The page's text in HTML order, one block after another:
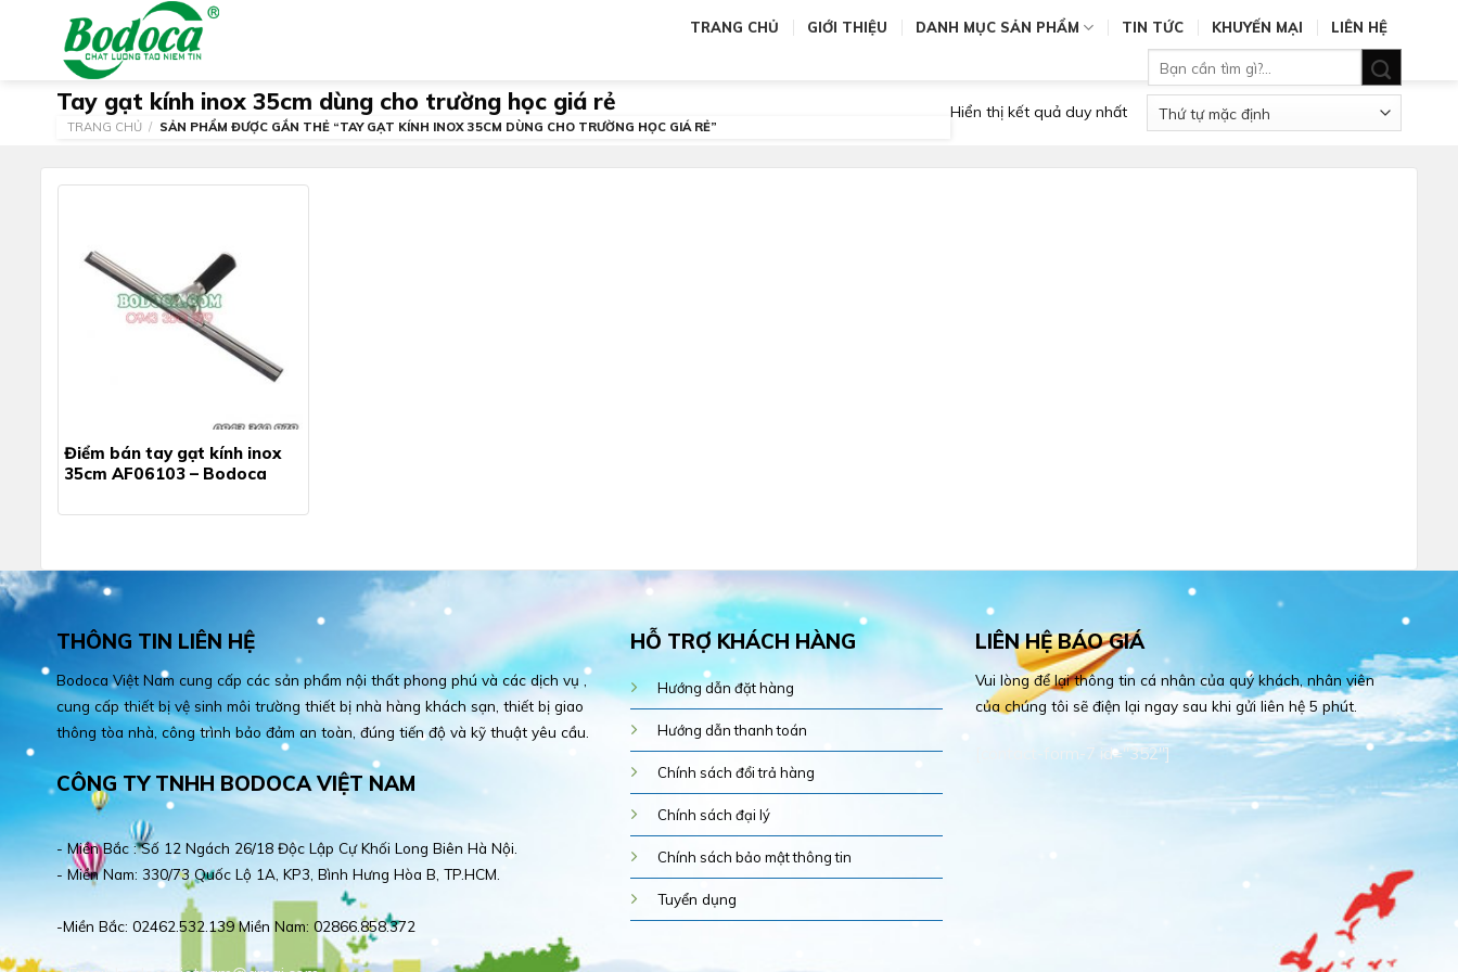
TRANG CHỦ GIỚI THIỆU DANH MỤC SẢN PHẨM TIN TỨC KHUYẾN MẠI
LIÊN HỆ
kiếm:
Tay gạt kính inox 35cm dùng cho trường học giá rẻ
TRANG CHỦ / SẢN PHẨM ĐƯỢC GẮN THẺ “TAY GẠT KÍNH INOX 35CM DÙNG CHO TRƯỜNG HỌC GIÁ RẺ”
Hiển thị kết quả duy nhất
Điểm bán tay gạt kính inox
35cm AF06103 – Bodoca
THÔNG TIN LIÊN HỆ
Bodoca Việt Nam cung cấp các sản phẩm nội thất phong phú và các dịch vụ ,
cung cấp thiết bị vệ sinh môi trường thiết bị nhà hàng khách sạn, thiết bị giao
thông tòa nhà, công trình bảo đảm an toàn, đúng tiến độ và kỹ thuật yêu cầu.
CÔNG TY TNHH BODOCA VIỆT NAM
- Miền Bắc : Số 12 Ngách 26/18 Độc Lập Cự Khối Long Biên Hà Nội.
- Miền Nam: 330/73 Quốc Lộ 1A, KP3, Bình Hưng Hòa B, TP.HCM.
-Miền Bắc: 02462.532.139 Miền Nam: 02866.858.372
HỖ TRỢ KHÁCH HÀNG
Hướng dẫn đặt hàng
Hướng dẫn thanh toán
Chính sách đổi trả hàng
Chính sách đại lý
Chính sách bảo mật thông tin
Tuyển dụng
LIÊN HỆ BÁO GIÁ
Vui lòng để lại thông tin cá nhân của quý khách, nhân viên
của chúng tôi sẽ điện lại ngay sau khi gửi liên hệ 5 phút.
[contact-form-7 id="352"]